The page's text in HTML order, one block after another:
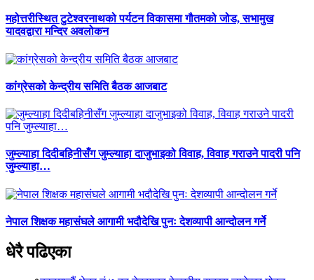
महोत्तरीस्थित टुटेश्वरनाथको पर्यटन विकासमा गौतमको जोड, सभामुख
यादवद्वारा मन्दिर अवलोकन
कांग्रेसको केन्द्रीय समिति बैठक आजबाट
जुम्ल्याहा दिदीबहिनीसँग जुम्ल्याहा दाजुभाइको विवाह, विवाह गराउने पादरी पनि
जुम्ल्याहा…
नेपाल शिक्षक महासंघले आगामी भदौदेखि पुनः देशव्यापी आन्दोलन गर्ने
धेरै पढिएका